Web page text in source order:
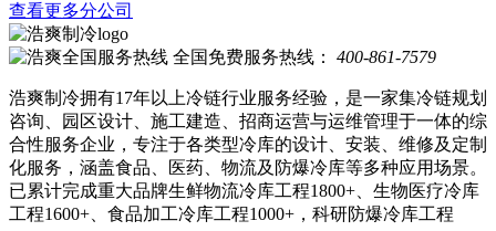
查看更多分公司
全国免费服务热线： 400-861-7579
浩爽制冷拥有17年以上冷链行业服务经验，是一家集冷链规划
咨询、园区设计、施工建造、招商运营与运维管理于一体的综
合性服务企业，专注于各类型冷库的设计、安装、维修及定制
化服务，涵盖食品、医药、物流及防爆冷库等多种应用场景。
已累计完成重大品牌生鲜物流冷库工程1800+、生物医疗冷库
工程1600+、食品加工冷库工程1000+，科研防爆冷库工程